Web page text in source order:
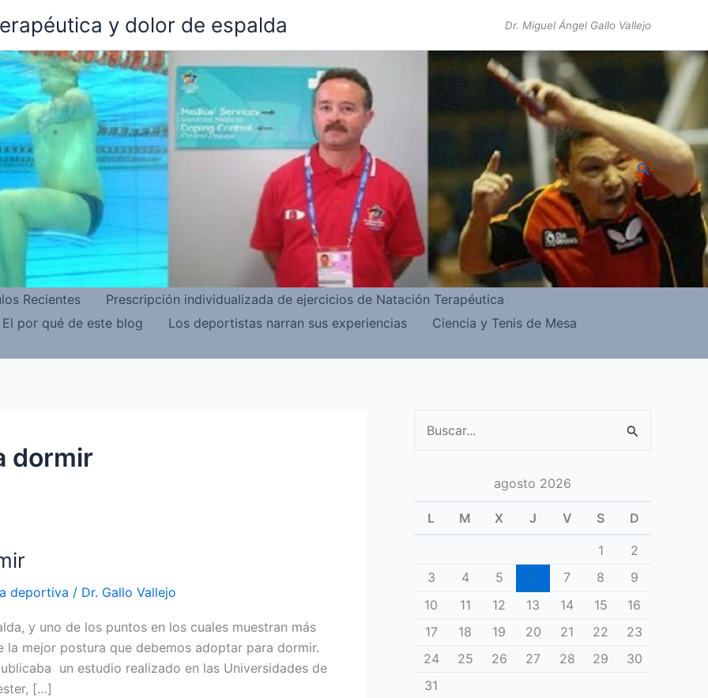
y dolor de espalda Dr. Miguel Ángel Gallo Vallejo
Buscar
Recientes
Prescripción individualizada de ejercicios de Natación Terapéutica
El por qué de este blog Los deportistas narran sus experiencias
Ciencia y Tenis de Mesa
dormir
deportiva / Dr. Gallo Vallejo
y uno de los puntos en los cuales muestran más
la mejor postura que debemos adoptar para dormir.
un estudio realizado en las Universidades de
[…]
Buscar
por:
agosto 2026
L M X J V S D
1
2
3
4 5 7 8
9
10
11 12 13 14 15
16
17
18 19 20 21 22
23
24
25 26 27 28 29
30
31